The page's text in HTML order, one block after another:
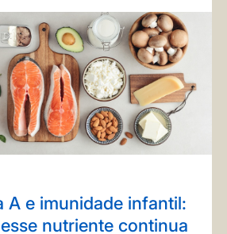
A e imunidade infantil:
nutriente continua